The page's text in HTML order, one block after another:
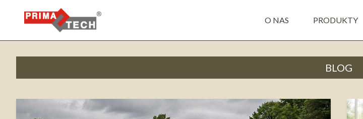
O NAS PRODUKTY
BLOG